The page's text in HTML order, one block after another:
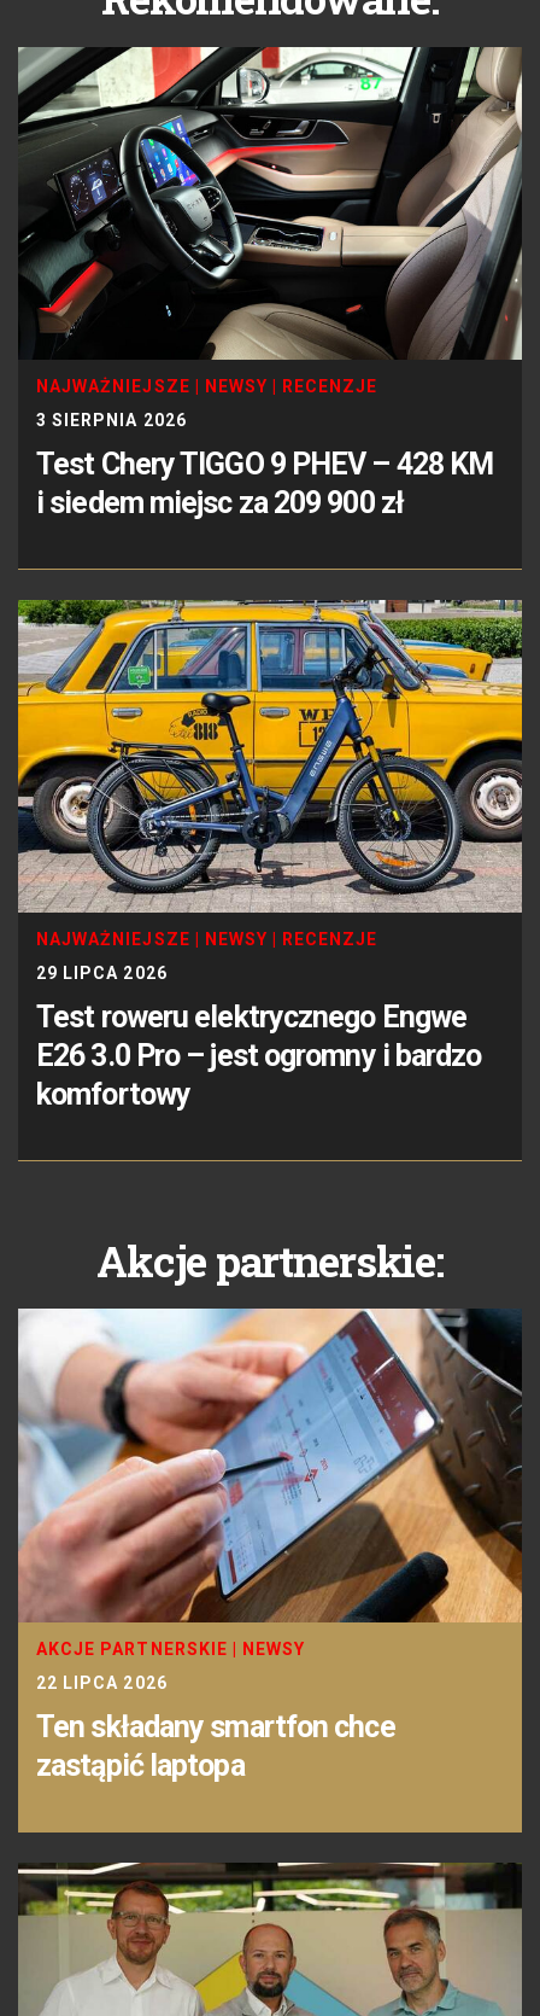
NAJWAŻNIEJSZE NEWSY
RECENZJE
3 SIERPNIA 2026
Test Chery TIGGO 9 PHEV – 428 KM
i siedem miejsc za 209 900 zł
NAJWAŻNIEJSZE NEWSY
RECENZJE
29 LIPCA 2026
Test roweru elektrycznego Engwe
E26 3.0 Pro – jest ogromny i bardzo
komfortowy
Akcje partnerskie:
AKCJE PARTNERSKIE
NEWSY
22 LIPCA 2026
Ten składany smartfon chce
zastąpić laptopa